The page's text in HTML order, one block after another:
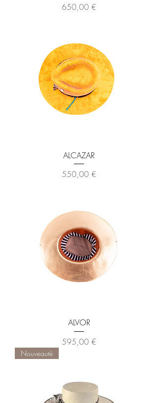
Prix
650,00 €
ALCAZAR
Prix
550,00 €
ALVOR
Prix
595,00 €
Nouveauté